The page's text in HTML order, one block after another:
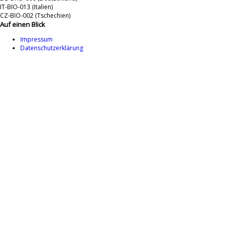
IT-BIO-013 (Italien)
CZ-BIO-002 (Tschechien)
Auf einen Blick
Impressum
Datenschutzerklärung